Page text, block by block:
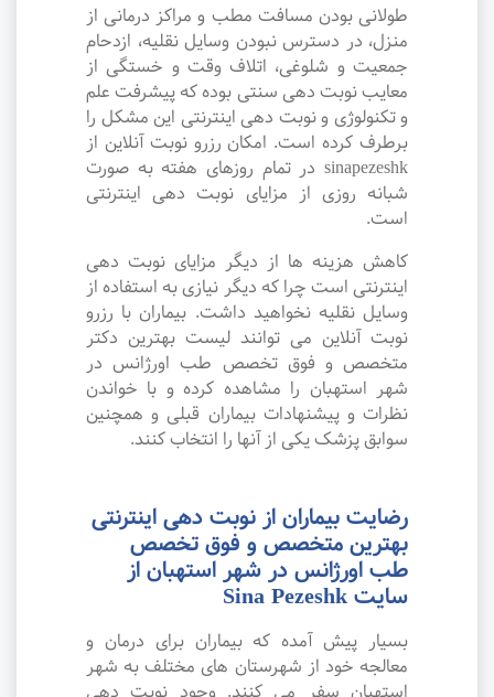
طولانی بودن مسافت مطب و مراکز درمانی از
منزل، در دسترس نبودن وسایل نقلیه، ازدحام
جمعیت و شلوغی، اتلاف وقت و خستگی از
معایب نوبت دهی سنتی بوده که پیشرفت علم
و تکنولوژی و نوبت دهی اینترنتی این مشکل را
برطرف کرده است. امکان رزرو نوبت آنلاین از
sinapezeshk در تمام روزهای هفته به صورت
شبانه روزی از مزایای نوبت دهی اینترنتی
است.
کاهش هزینه ها از دیگر مزایای نوبت دهی
اینترنتی است چرا که دیگر نیازی به استفاده از
وسایل نقلیه نخواهید داشت. بیماران با رزرو
نوبت آنلاین می توانند لیست بهترین دکتر
متخصص و فوق تخصص طب اورژانس در
شهر استهبان را مشاهده کرده و با خواندن
نظرات و پیشنهادات بیماران قبلی و همچنین
سوابق پزشک یکی از آنها را انتخاب کنند.
رضایت بیماران از نوبت دهی اینترنتی
بهترین متخصص و فوق تخصص
طب اورژانس در شهر استهبان از
سایت Sina Pezeshk
بسیار پیش آمده که بیماران برای درمان و
معالجه خود از شهرستان های مختلف به شهر
استهبان سفر می کنند. وجود نوبت دهی